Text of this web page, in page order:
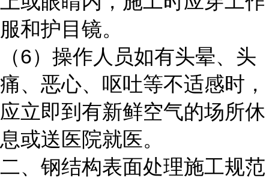
服和护目镜。
（6）操作人员如有头晕、头
痛、恶心、呕吐等不适感时，
应立即到有新鲜空气的场所休
息或送医院就医。
二、钢结构表面处理施工规范